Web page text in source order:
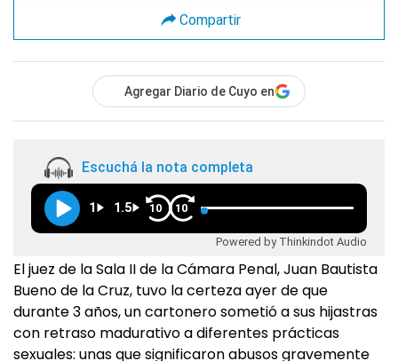
Compartir
Agregar Diario de Cuyo en
Escuchá la nota completa
1 1.5 10 10
Powered by Thinkindot Audio
El juez de la Sala II de la Cámara Penal, Juan Bautista
Bueno de la Cruz, tuvo la certeza ayer de que
durante 3 años, un cartonero sometió a sus hijastras
con retraso madurativo a diferentes prácticas
sexuales: unas que significaron abusos gravemente